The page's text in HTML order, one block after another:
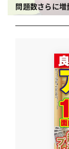
問題数さらに増